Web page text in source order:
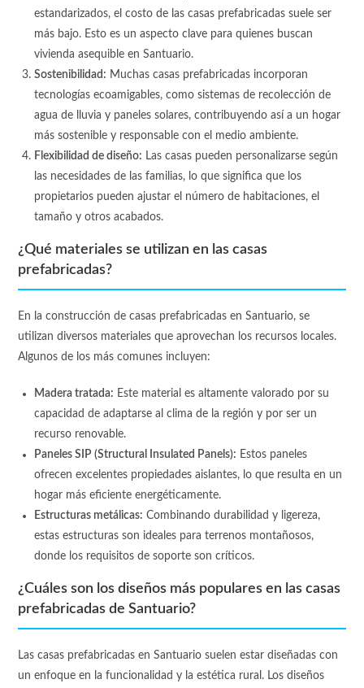
estandarizados, el costo de las casas prefabricadas suele ser
más bajo. Esto es un aspecto clave para quienes buscan
vivienda asequible en Santuario.
Sostenibilidad: Muchas casas prefabricadas incorporan
tecnologías ecoamigables, como sistemas de recolección de
agua de lluvia y paneles solares, contribuyendo así a un hogar
más sostenible y responsable con el medio ambiente.
Flexibilidad de diseño: Las casas pueden personalizarse según
las necesidades de las familias, lo que significa que los
propietarios pueden ajustar el número de habitaciones, el
tamaño y otros acabados.
¿Qué materiales se utilizan en las casas
prefabricadas?
En la construcción de casas prefabricadas en Santuario, se
utilizan diversos materiales que aprovechan los recursos locales.
Algunos de los más comunes incluyen:
Madera tratada: Este material es altamente valorado por su
capacidad de adaptarse al clima de la región y por ser un
recurso renovable.
Paneles SIP (Structural Insulated Panels): Estos paneles
ofrecen excelentes propiedades aislantes, lo que resulta en un
hogar más eficiente energéticamente.
Estructuras metálicas: Combinando durabilidad y ligereza,
estas estructuras son ideales para terrenos montañosos,
donde los requisitos de soporte son críticos.
¿Cuáles son los diseños más populares en las casas
prefabricadas de Santuario?
Las casas prefabricadas en Santuario suelen estar diseñadas con
un enfoque en la funcionalidad y la estética rural. Los diseños